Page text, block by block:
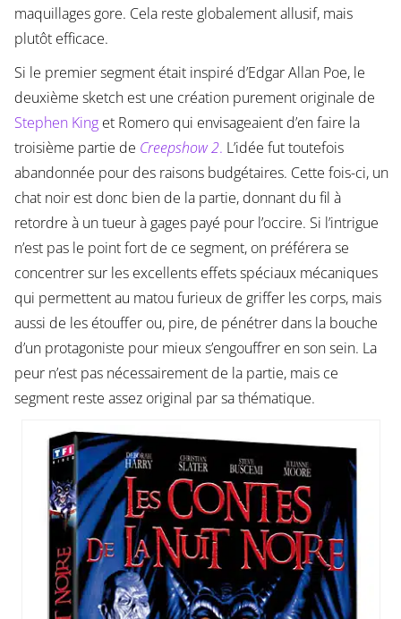
maquillages gore. Cela reste globalement allusif, mais
plutôt efficace.
Si le premier segment était inspiré d’Edgar Allan Poe, le
deuxième sketch est une création purement originale de
Stephen Kinget Romero qui envisageaient d’en faire la
troisième partie de Creepshow 2. L’idée fut toutefois
abandonnée pour des raisons budgétaires. Cette fois-ci, un
chat noir est donc bien de la partie, donnant du fil à
retordre à un tueur à gages payé pour l’occire. Si l’intrigue
n’est pas le point fort de ce segment, on préférera se
concentrer sur les excellents effets spéciaux mécaniques
qui permettent au matou furieux de griffer les corps, mais
aussi de les étouffer ou, pire, de pénétrer dans la bouche
d’un protagoniste pour mieux s’engouffrer en son sein. La
peur n’est pas nécessairement de la partie, mais ce
segment reste assez original par sa thématique.